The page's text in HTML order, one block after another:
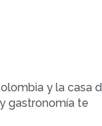
y la casa
gastronomía te